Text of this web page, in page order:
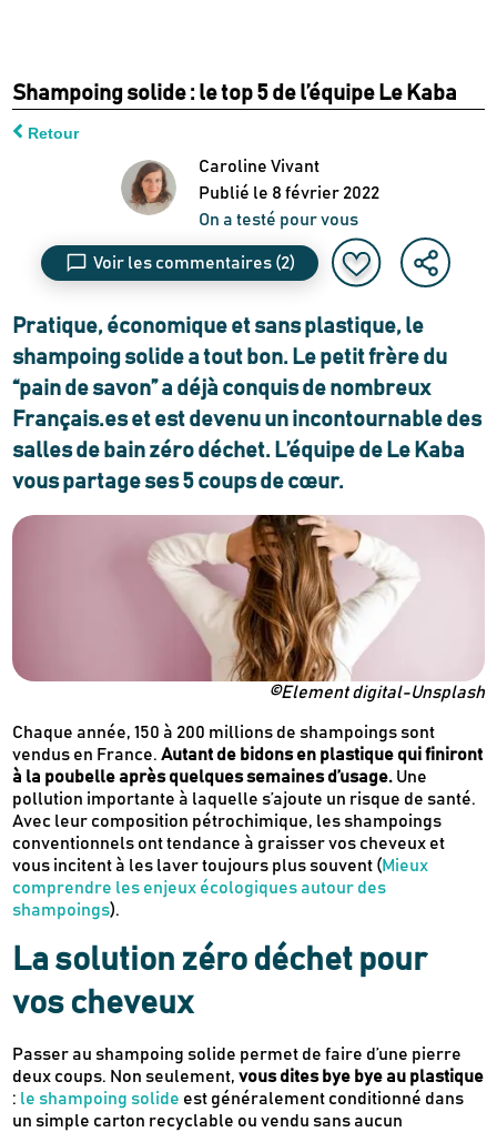
Shampoing solide : le top 5 de l’équipe Le Kaba
Retour
Caroline Vivant
Publié le 8 février 2022
On a testé pour vous
Voir les commentaires (2)
Pratique, économique et sans plastique, le
shampoing solide a tout bon. Le petit frère du
“pain de savon” a déjà conquis de nombreux
Français.es et est devenu un incontournable des
salles de bain zéro déchet. L’équipe de Le Kaba
vous partage ses 5 coups de cœur.
©Element digital-Unsplash
Chaque année, 150 à 200 millions de shampoings sont
vendus en France.Autant de bidons en plastique qui finiront
à la poubelle après quelques semaines d’usage. Une
pollution importante à laquelle s’ajoute un risque de santé.
Avec leur composition pétrochimique, les shampoings
conventionnels ont tendance à graisser vos cheveux et
vous incitent à les laver toujours plus souvent (Mieux
comprendre les enjeux écologiques autour des
shampoings).
La solution zéro déchet pour
vos cheveux
Passer au shampoing solide permet de faire d’une pierre
deux coups. Non seulement,vous dites bye bye au plastique
: le shampoing solide est généralement conditionné dans
un simple carton recyclable ou vendu sans aucun